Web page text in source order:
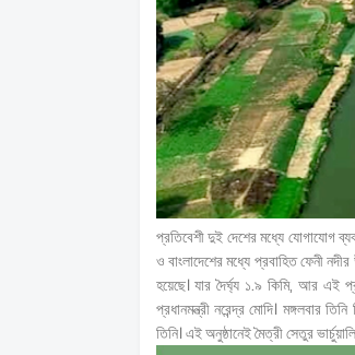
প্রতিবেশী দুই দেশের মধ্যে যোগাযোগ
ও বাংলাদেশের মধ্যে প্রবাহিত ফেনী
হয়েছে। যার দৈর্ঘ্য ১.৯ কিমি, আর
প্রধানমন্ত্রী নরেন্দ্র মোদি। মঙ্গলবার
তিনি। এই অনুষ্ঠানেই মৈত্রী সেতুর